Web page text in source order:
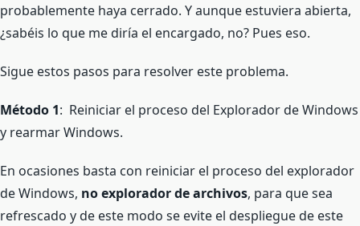
probablemente haya cerrado. Y aunque estuviera abierta,
¿sabéis lo que me diría el encargado, no? Pues eso.
Sigue estos pasos para resolver este problema.
Método 1: Reiniciar el proceso del Explorador de Windows
y rearmar Windows.
En ocasiones basta con reiniciar el proceso del explorador
de Windows, no explorador de archivos, para que sea
refrescado y de este modo se evite el despliegue de este